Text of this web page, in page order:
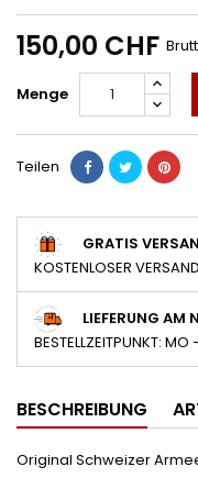
150,00 CHF
Menge
Teilen
GRATIS
KOSTENLOSER
LIEFERUNG AM
BESTELLZEITPUNKT: MO
BESCHREIBUNG
Original Schweizer